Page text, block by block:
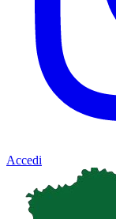
Accedi